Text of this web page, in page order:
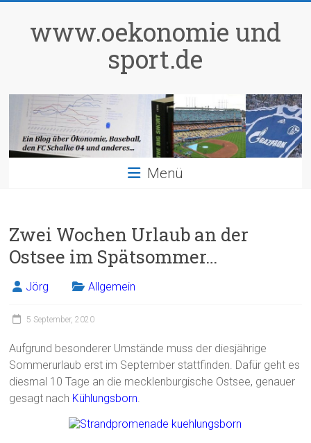
springenwww.oekonomie und
sport.de
Menü
Zwei Wochen Urlaub an der
Ostsee im Spätsommer…
Jörg Allgemein
5 September, 2020
Aufgrund besonderer Umstände muss der diesjährige
Sommerurlaub erst im September stattfinden. Dafür geht es
diesmal 10 Tage an die mecklenburgische Ostsee, genauer
gesagt nach Kühlungsborn.